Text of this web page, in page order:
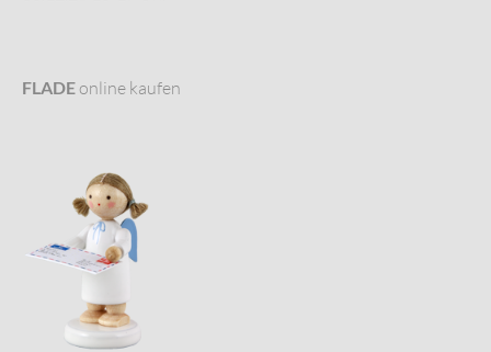
FLADE online kaufen